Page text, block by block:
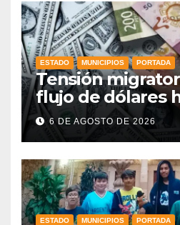
ESTADO MUNICIPIOS PORTADA
Tensión
flujo de dólares
municipios de
6 DE AGOSTO DE 2026
ESTADO MUNICIPIOS PORTADA